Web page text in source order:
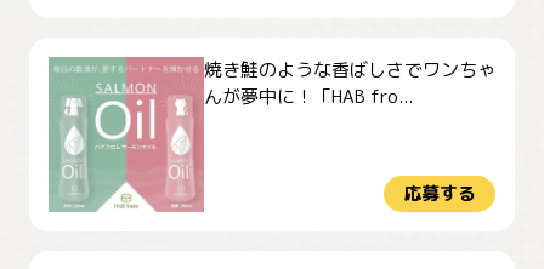
焼き鮭のような香ばしさでワンちゃ
んが夢中に！「HAB fro...
応募する